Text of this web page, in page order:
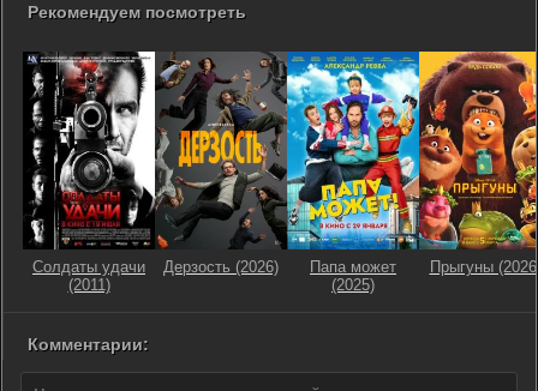
Рекомендуем посмотреть
Солдаты удачи
(2011)
Дерзость (2026)
Папа может
(2025)
Прыгуны
Комментарии: